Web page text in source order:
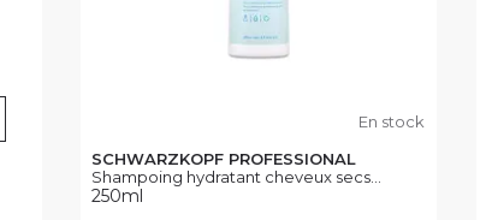
En stock
SCHWARZKOPF PROFESSIONAL
Shampoing hydratant cheveux secs...
250ml